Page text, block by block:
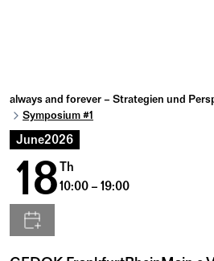
always and forever – Strategien und
Symposium #1
June2026
18Th
10:00 – 19:00